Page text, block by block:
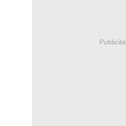
Publicité